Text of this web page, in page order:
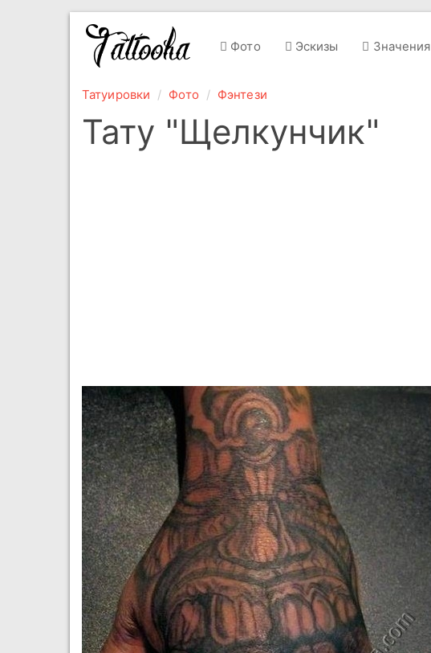
Фото Эскизы Значения
Татуировки Фото Фэнтези
Тату "Щелкунчик"